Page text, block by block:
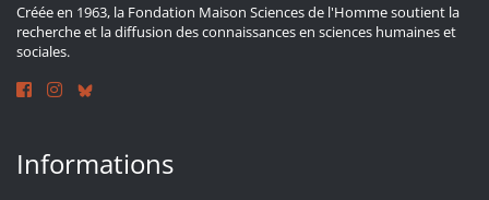
Créée en 1963, la Fondation Maison Sciences de l'Homme soutient la
recherche et la diffusion des connaissances en sciences humaines et
sociales.
Informations